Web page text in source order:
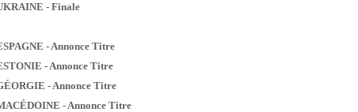
- Finale
- Annonce Titre
- Annonce Titre
- Annonce Titre
- Annonce Titre